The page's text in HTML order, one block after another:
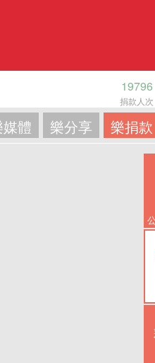
19796
捐款人次
體 樂分享 樂捐款